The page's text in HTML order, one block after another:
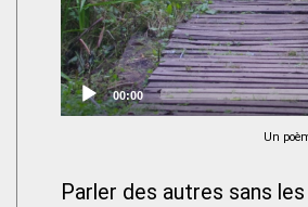
Current
time
00:00
Un
Parler des autres sans